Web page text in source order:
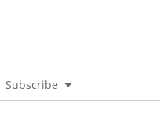
Subscribe